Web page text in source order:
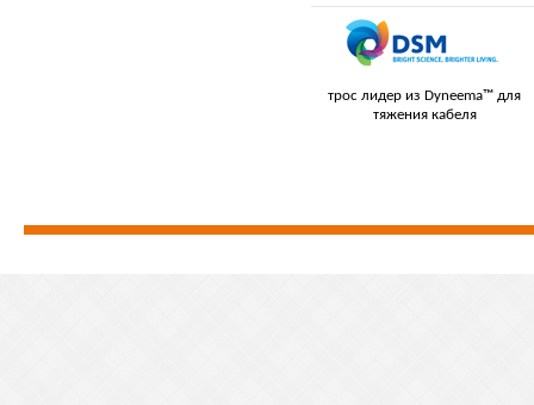
трос лидер из Dyneema™ для
тяжения кабеля